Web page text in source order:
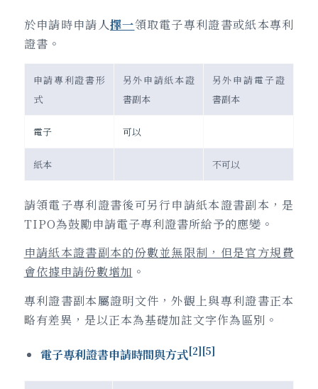
於申請時申請人擇一領取電子專利證書或紙本專利
證書。
申請專利證書形
式
另外申請紙本證
書副本
另外申請電子證
書副本
電子 可以
紙本 不可以
請領電子專利證書後可另行申請紙本證書副本，是
TIPO為鼓勵申請電子專利證書所給予的應變。
申請紙本證書副本的份數並無限制，但是官方規費
會依據申請份數增加 。
專利證書副本屬證明文件，外觀上與專利證書正本
略有差異，是以正本為基礎加註文字作為區別。
電子專利證書申請時間與方式[2][5]